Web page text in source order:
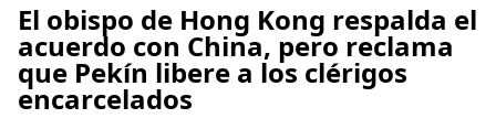
El obispo de Hong Kong respalda el
acuerdo con China, pero reclama
que Pekín libere a los clérigos
encarcelados